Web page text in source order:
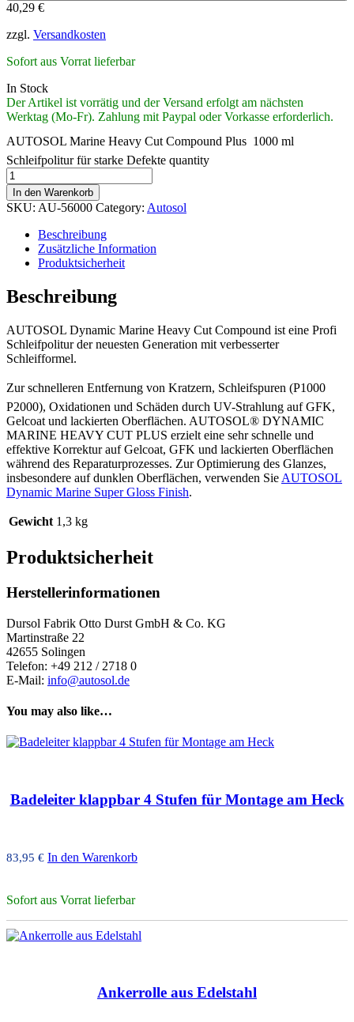
40,29 €
zzgl. Versandkosten
Sofort aus Vorrat lieferbar
In Stock
Der Artikel ist vorrätig und der Versand erfolgt am nächsten
Werktag (Mo-Fr). Zahlung mit Paypal oder Vorkasse erforderlich.
AUTOSOL Marine Heavy Cut Compound Plus  1000 ml 
Schleifpolitur für starke Defekte quantity
In den Warenkorb
SKU: AU-56000 Category: Autosol
Beschreibung
Zusätzliche Information
Produktsicherheit
Beschreibung
AUTOSOL Dynamic Marine Heavy Cut Compound ist eine Profi
Schleifpolitur der neuesten Generation mit verbesserter
Schleifformel.
Zur schnelleren Entfernung von Kratzern, Schleifspuren (P1000 
P2000), Oxidationen und Schäden durch UV-Strahlung auf GFK,
Gelcoat und lackierten Oberflächen. AUTOSOL® DYNAMIC
MARINE HEAVY CUT PLUS erzielt eine sehr schnelle und
effektive Korrektur auf Gelcoat, GFK und lackierten Oberflächen
während des Reparaturprozesses. Zur Optimierung des Glanzes,
insbesondere auf dunklen Oberflächen, verwenden Sie AUTOSOL
Dynamic Marine Super Gloss Finish.
Gewicht 1,3 kg
Produktsicherheit
Herstellerinformationen
Dursol Fabrik Otto Durst GmbH & Co. KG
Martinstraße 22
42655 Solingen
Telefon: +49 212 / 2718 0
E-Mail: info@autosol.de
You may also like…
Badeleiter klappbar 4 Stufen für Montage am Heck
83,95 € In den Warenkorb
Sofort aus Vorrat lieferbar
Ankerrolle aus Edelstahl